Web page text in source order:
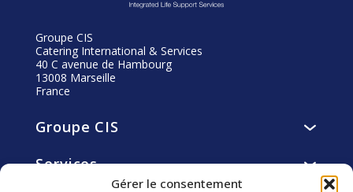
Gérer le consentement
Groupe CIS
Catering International & Services
40 C avenue de Hambourg
13008 Marseille
France
Groupe CIS
Vision, mission, valeurs
Services
Services de restauration